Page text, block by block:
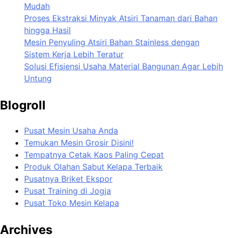
Mudah
Proses Ekstraksi Minyak Atsiri Tanaman dari Bahan
hingga Hasil
Mesin Penyuling Atsiri Bahan Stainless dengan
Sistem Kerja Lebih Teratur
Solusi Efisiensi Usaha Material Bangunan Agar Lebih
Untung
Blogroll
Pusat Mesin Usaha Anda
Temukan Mesin Grosir Disini!
Tempatnya Cetak Kaos Paling Cepat
Produk Olahan Sabut Kelapa Terbaik
Pusatnya Briket Ekspor
Pusat Training di Jogja
Pusat Toko Mesin Kelapa
Archives